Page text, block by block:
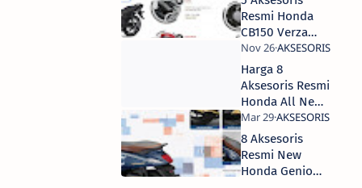
R25
Ninja 250
Unggul atas
Honda
dan Yamaha
R25
Resmi Honda
CB150 Verza
Beserta
Harganya
Harga 8
Aksesoris Resmi
Honda All New
Scoopy Tebaru
8 Aksesoris
Resmi New
Honda Genio